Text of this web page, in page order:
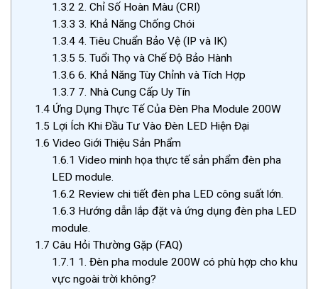
1.3.2 2. Chỉ Số Hoàn Màu (CRI)
1.3.3 3. Khả Năng Chống Chói
1.3.44. Tiêu Chuẩn Bảo Vệ (IP và IK)
1.3.5 5. Tuổi Thọ và Chế Độ Bảo Hành
1.3.6 6. Khả Năng Tùy Chỉnh và Tích Hợp
1.3.7 7. Nhà Cung Cấp Uy Tín
1.4 Ứng Dụng Thực Tế Của Đèn Pha Module 200W
1.5 Lợi Ích Khi Đầu Tư Vào Đèn LED Hiện Đại
1.6 Video Giới Thiệu Sản Phẩm
1.6.1 Video minh họa thực tế sản phẩm đèn pha
LED module.
1.6.2 Review chi tiết đèn pha LED công suất lớn.
1.6.3 Hướng dẫn lắp đặt và ứng dụng đèn pha LED
module.
1.7 Câu Hỏi Thường Gặp (FAQ)
1.7.1 1. Đèn pha module 200W có phù hợp cho khu
vực ngoài trời không?